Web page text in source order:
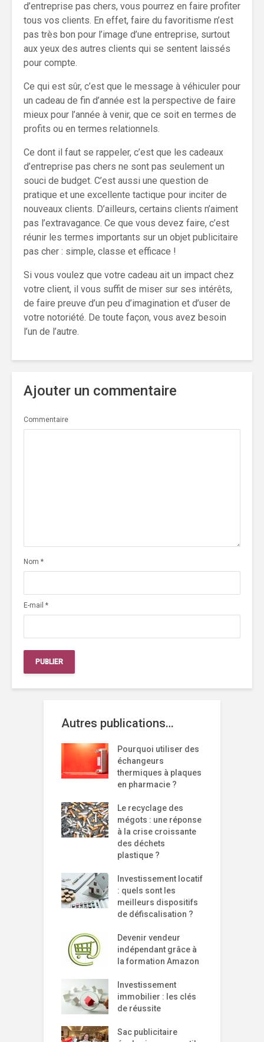
d’entreprise pas chers, vous pourrez en faire profiter
tous vos clients. En effet, faire du favoritisme n’est
pas très bon pour l’image d’une entreprise, surtout
aux yeux des autres clients qui se sentent laissés
pour compte.
Ce qui est sûr, c’est que le message à véhiculer pour
un cadeau de fin d’année est la perspective de faire
mieux pour l’année à venir, que ce soit en termes de
profits ou en termes relationnels.
Ce dont il faut se rappeler, c’est que les cadeaux
d’entreprise pas chers ne sont pas seulement un
souci de budget. C’est aussi une question de
pratique et une excellente tactique pour inciter de
nouveaux clients. D’ailleurs, certains clients n’aiment
pas l’extravagance. Ce que vous devez faire, c’est
réunir les termes importants sur un objet publicitaire
pas cher : simple, classe et efficace !
Si vous voulez que votre cadeau ait un impact chez
votre client, il vous suffit de miser sur ses intérêts,
de faire preuve d’un peu d’imagination et d’user de
votre notoriété. De toute façon, vous avez besoin
l’un de l’autre.
Ajouter un commentaire
Commentaire
Nom *
E-mail *
Autres publications…
Pourquoi utiliser des
échangeurs
thermiques à plaques
en pharmacie ?
Le recyclage des
mégots : une réponse
à la crise croissante
des déchets
plastique ?
Investissement locatif
: quels sont les
meilleurs dispositifs
de défiscalisation ?
Devenir vendeur
indépendant grâce à
la formation Amazon
Investissement
immobilier : les clés
de réussite
Sac publicitaire